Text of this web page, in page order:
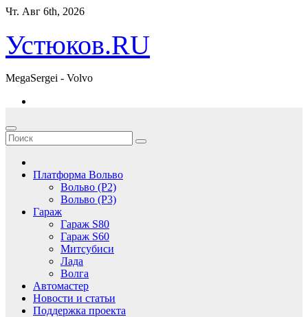
Перейти
содержимому
Чт. Авг 6th, 2026
Устюков.RU
MegaSergei - Volvo
Платформа Вольво
Вольво (P2)
Вольво (P3)
Гараж
Гараж S80
Гараж S60
Митсубиси
Лада
Волга
Автомастер
Новости и статьи
Поддержка проекта